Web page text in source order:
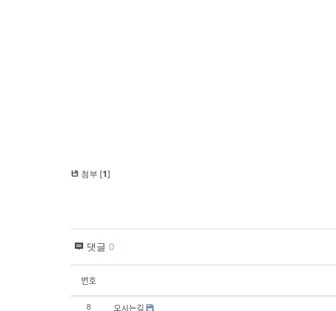
첨부 [1]
댓글 0
번호
8 오시는길